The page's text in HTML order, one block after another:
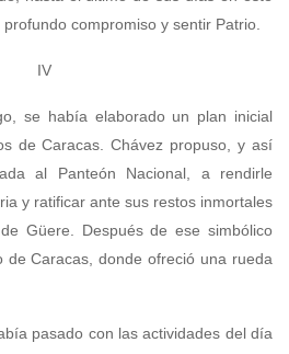
compromiso y sentir Patrio.
IV
se había elaborado un plan inicial
de Caracas. Chávez propuso, y así
al Panteón Nacional, a rendirle
y ratificar ante sus restos inmortales
Güere. Después de ese simbólico
de Caracas, donde ofreció una rueda
pasado con las actividades del día